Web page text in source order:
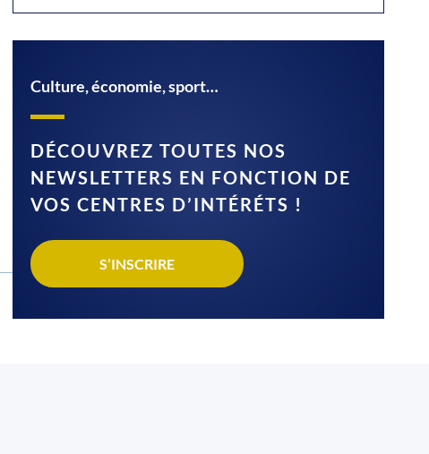
Culture, économie, sport…
DÉCOUVREZ TOUTES NOS
NEWSLETTERS EN FONCTION DE
VOS CENTRES D’INTÉRÉTS !
S’INSCRIRE